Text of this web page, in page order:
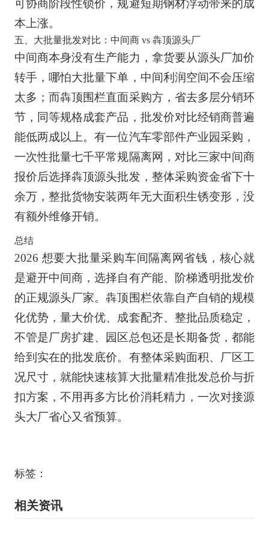
可协商阶段性锁价，规避短期钢材浮动带来的成
本上涨。
五、大批量批发对比：中间商 vs 犇顶源头厂
中间商本身没有生产能力，拿货要从源头厂加价
转手，哪怕大批量下单，中间利润空间不会压缩
太多；而犇顶围栏直面采购方，省去多层分销环
节，同等规格成套产品，批发价对比经销商普遍
能低两成以上。有一位汽车零部件产业园采购，
一次性批量七千平常规隔离网，对比三家中间商
报价后选择犇顶源头批发，整体采购资金省下十
余万，整批货物安装两年无大面积生锈变形，没
有额外维修开销。
总结
2026 想要大批量采购车间隔离网省钱，核心就
是避开中间商，选择自有产能、阶梯透明批发价
的正规源头厂家。犇顶围栏依靠自产自销的规模
化优势，量大价优、成套配齐、整批品质稳定，
不管是厂房扩建、园区总包还是长期备货，都能
给到实在的批发底价。有整体采购面积、厂区工
况尺寸，就能快速核算大批量精准批发总价与折
扣方案，不用再多方比价消耗精力，一次对接源
头大厂省心又省预算。
标签：
相关资讯